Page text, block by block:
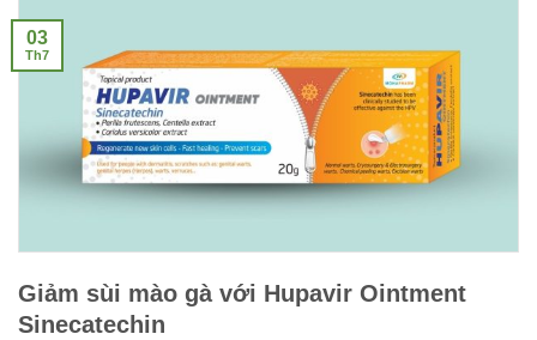
Giảm sùi mào gà với Hupavir Ointment
Sinecatechin
03
Th7